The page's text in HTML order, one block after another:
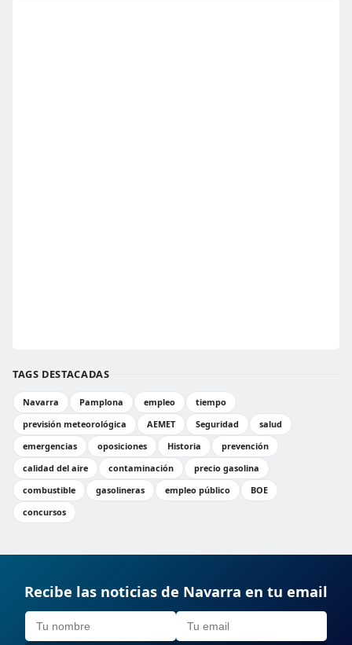
TAGS DESTACADAS
Navarra Pamplona empleo
tiempo
previsión meteorológica
AEMET Seguridad
salud
emergencias
oposiciones Historia
prevención
calidad del aire
contaminación
precio gasolina
combustible
gasolineras empleo público
BOE
concursos
Recibe las noticias de Navarra en tu email